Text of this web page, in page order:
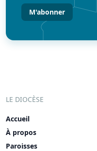
(Nécessaire)
LE DIOCÈSE
Accueil
À propos
Paroisses